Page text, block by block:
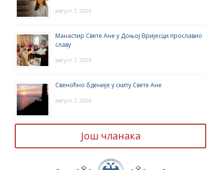
август 7, 2026
Манастир Свете Ане у Доњој Вријесци прославио
славу
август 7, 2026
Свеноћно бденије у скиту Свете Ане
август 7, 2026
Још чланака